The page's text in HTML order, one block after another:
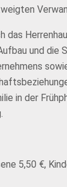
das
und die
in der
5,50 €,